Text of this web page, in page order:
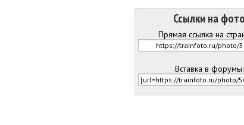
Ссылки на фото
Прямая ссылка на
Вставка в форумы: